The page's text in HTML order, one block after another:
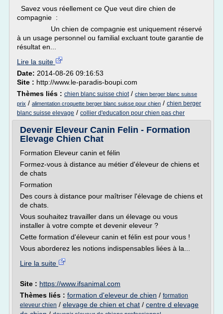
Savez vous réellement ce Que veut dire chien de
compagnie :
Un chien de compagnie est uniquement réservé
à un usage personnel ou familial excluant toute garantie de
résultat en...
Lire la suite
Date: 2014-08-26 09:16:53
Site : http://www.le-paradis-boupi.com
Thèmes liés : chien blanc suisse chiot/ chien berger blanc suisse
prix / alimentation croquette berger blanc suisse pour chien / chien berger
blanc suisse elevage / collier d'education pour chien pas cher
Devenir Eleveur Canin Felin - Formation
Elevage Chien Chat
Formation Eleveur canin et félin
Formez-vous à distance au métier d'éleveur de chiens et
de chats
Formation
Des cours à distance pour maîtriser l'élevage de chiens et
de chats.
Vous souhaitez travailler dans un élevage ou vous
installer à votre compte et devenir eleveur ?
Cette formation d'éleveur canin et félin est pour vous !
Vous aborderez les notions indispensables liées à la...
Lire la suite
Site : https://www.ifsanimal.com
Thèmes liés : formation d'eleveur de chien / formation
eleveur chien / elevage de chien et chat / centre d elevage